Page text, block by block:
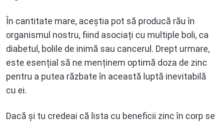
În cantitate mare, aceștia pot să producă rău în
organismul nostru, fiind asociați cu multiple boli, ca
diabetul, bolile de inimă sau cancerul. Drept urmare,
este esențial să ne menținem optimă doza de zinc
pentru a putea răzbate în această luptă inevitabilă
cu ei.
Dacă și tu credeai că lista cu beneficii zinc în corp se